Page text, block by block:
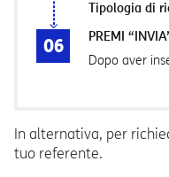
Tipologia di
PREMI
Dopo aver
In alternativa, per
tuo referente.